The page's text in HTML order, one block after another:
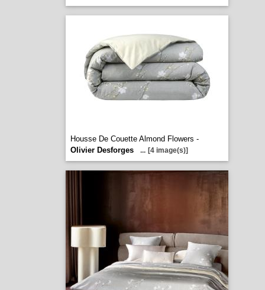
Housse De Couette Almond Flowers -
Olivier Desforges
... [4 image(s)]